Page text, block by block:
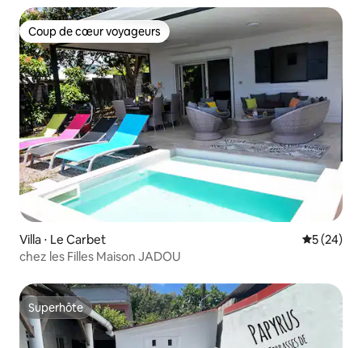
Coup de cœur voyageurs
Coup de cœur voyageurs
Villa ⋅ Le Carbet
5 (24)
chez les Filles Maison JADOU
Superhôte
Superhôte